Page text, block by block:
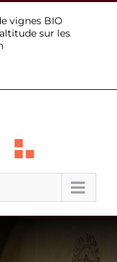
vignes BIO
sur les